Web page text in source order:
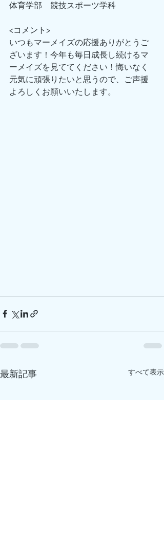
体育学部　競技スポーツ学科
<コメント>
いつもマーメイズの応援ありがとうご
ざいます！今年も毎日成長し続けるマ
ーメイズを見ててください！悔いなく
元気に頑張りたいと思うので、ご声援
よろしくお願いいたします。
最新記事 すべて表示